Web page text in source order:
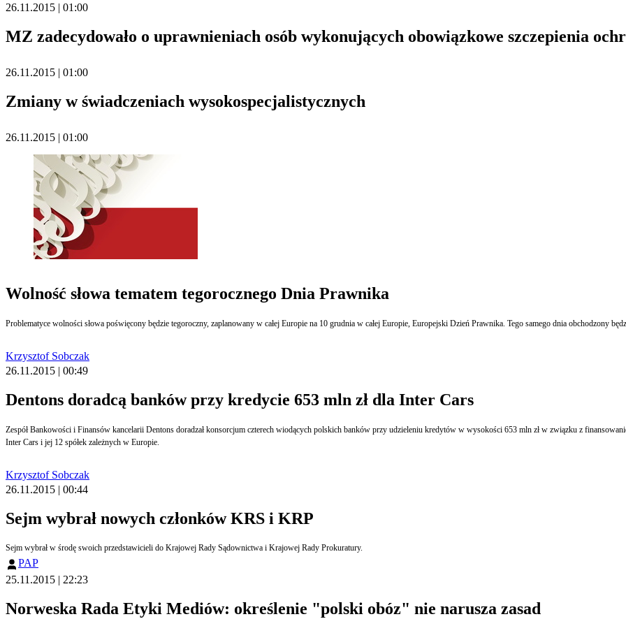
26.11.2015 | 01:00
MZ zadecydowało o uprawnieniach osób wykonujących obowiązkowe szczepienia
26.11.2015 | 01:00
Zmiany w świadczeniach wysokospecjalistycznych
26.11.2015 | 01:00
Wolność słowa tematem tegorocznego Dnia Prawnika
Problematyce wolności słowa poświęcony będzie tegoroczny, zaplanowany w całej Europie na 10 grudnia w całej Europie, Europejski Dzień Prawnika. Tego samego dnia obchodzony
Krzysztof Sobczak
26.11.2015 | 00:49
Dentons doradcą banków przy kredycie 653 mln zł dla Inter Cars
Zespół Bankowości i Finansów kancelarii Dentons doradzał konsorcjum czterech wiodących polskich banków przy udzieleniu kredytów w wysokości 653 mln zł w związku z finansowaniem bieżącej działalności gospodarczej oraz refinansowaniem istniejącego zadłużenia spółki
Inter Cars i jej 12 spółek zależnych w Europie.
Krzysztof Sobczak
26.11.2015 | 00:44
Sejm wybrał nowych członków KRS i KRP
Sejm wybrał w środę swoich przedstawicieli do Krajowej Rady Sądownictwa i Krajowej Rady Prokuratury.
PAP
25.11.2015 | 22:23
Norweska Rada Etyki Mediów: określenie "polski obóz" nie narusza zasad